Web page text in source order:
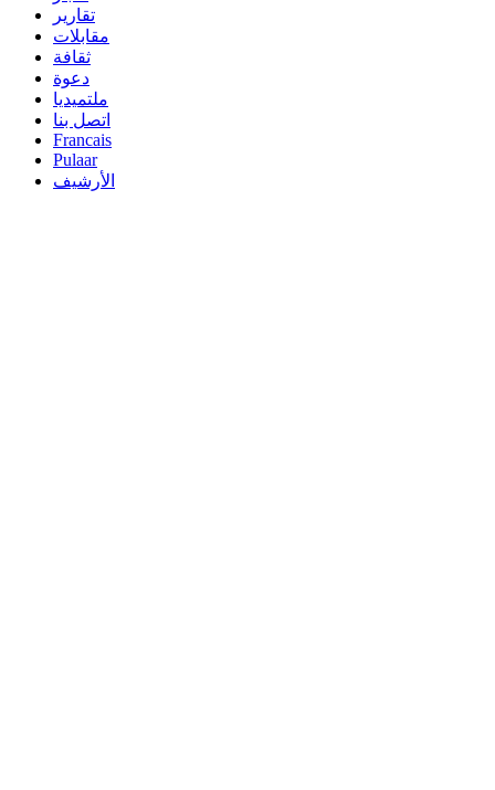
تقارير
مقابلات
ثقافة
دعوة
ملتميديا
اتصل بنا
Francais
Pulaar
الأرشيف